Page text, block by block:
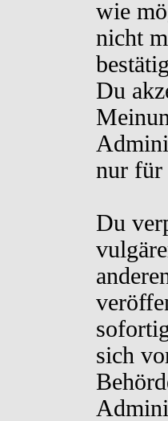
wie
nicht
Du
nur für
Du
sich